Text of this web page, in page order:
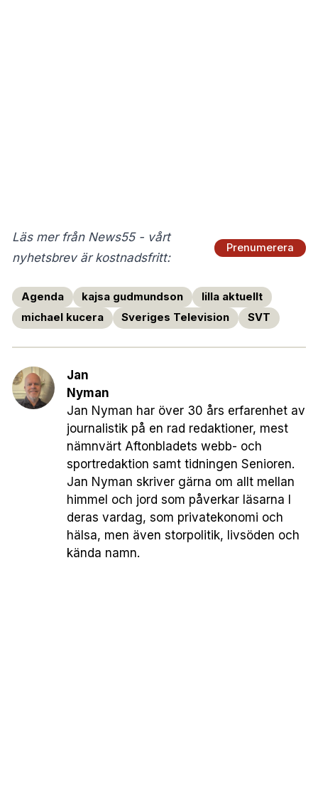
Läs mer från News55 - vårt
nyhetsbrev är kostnadsfritt:
Prenumerera
Agenda kajsa gudmundson
lilla aktuellt
michael kucera
Sveriges Television SVT
Jan
Nyman
Jan Nyman har över 30 års erfarenhet av
journalistik på en rad redaktioner, mest
nämnvärt Aftonbladets webb- och
sportredaktion samt tidningen Senioren.
Jan Nyman skriver gärna om allt mellan
himmel och jord som påverkar läsarna I
deras vardag, som privatekonomi och
hälsa, men även storpolitik, livsöden och
kända namn.